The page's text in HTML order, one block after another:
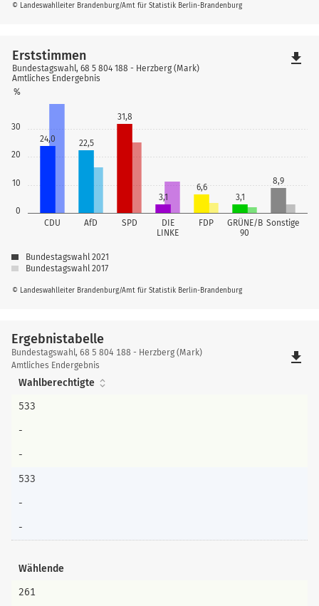
© Landeswahlleiter Brandenburg/Amt für Statistik Berlin-Brandenburg
0
10
20
30
%
CDU AfD SPD
DIE
LINKE
FDP
GRÜNE/B
90
Sonstige
24,0 22,5
31,8
3,1
6,6
3,1
8,9
© Landeswahlleiter Brandenburg/Amt für Statistik Berlin-Brandenburg
Erststimmen
Bundestagswahl, 68 5 804 188 - Herzberg (Mark)
Amtliches Endergebnis
Bundestagswahl 2021
Bundestagswahl 2017
file_download
Ergebnistabelle
Ergebnistabelle
Bundestagswahl, 68 5 804 188 - Herzberg (Mark)
Amtliches Endergebnis
file_download
Wahlberechtigte
533
-
-
533
-
-
Wählende
261